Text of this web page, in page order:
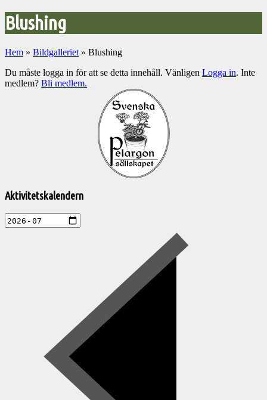
Blushing
Hem » Bildgalleriet » Blushing
Du måste logga in för att se detta innehåll. Vänligen Logga in. Inte
medlem? Bli medlem.
Pelargonsällskapets
Aktivitetskalendern